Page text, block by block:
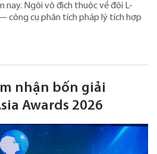
nay. Ngôi vô địch thuộc về đội L-
công cụ phân tích pháp lý tích hợp
nhận bốn giải
Awards 2026